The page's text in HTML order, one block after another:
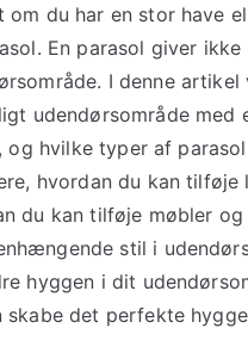
om du har en stor have
En parasol giver
I denne
udendørsområde med
og hvilke typer af
hvordan du kan
du kan tilføje møbler
stil i
hyggen i dit
skabe det perfekte